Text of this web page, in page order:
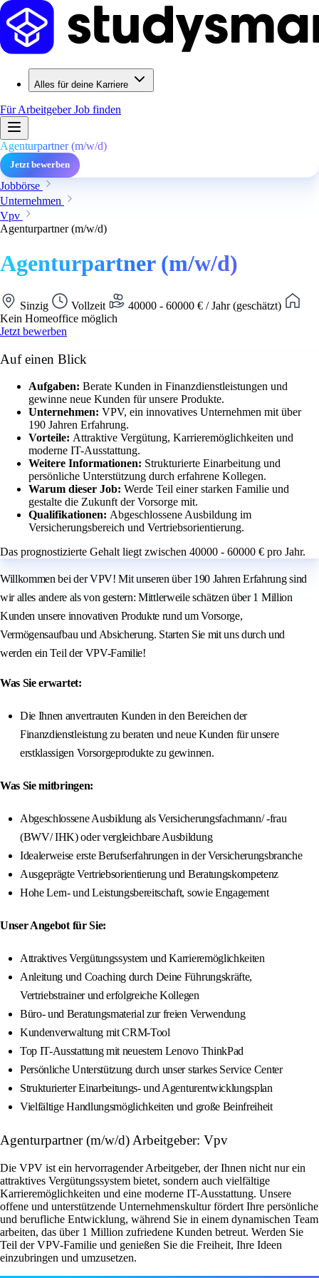
Alles für deine Karriere
Für ArbeitgeberJob finden
Agenturpartner (m/w/d)
Jetzt bewerben
Jobbörse
Unternehmen
Vpv
Agenturpartner (m/w/d)
Agenturpartner (m/w/d)
Sinzig Vollzeit
40000 - 60000 € / Jahr (geschätzt)
Kein Homeoffice möglich
Jetzt bewerben
Auf einen Blick
Aufgaben: Berate Kunden in Finanzdienstleistungen und
gewinne neue Kunden für unsere Produkte.
Unternehmen: VPV, ein innovatives Unternehmen mit über
190 Jahren Erfahrung.
Vorteile: Attraktive Vergütung, Karrieremöglichkeiten und
moderne IT-Ausstattung.
Weitere Informationen: Strukturierte Einarbeitung und
persönliche Unterstützung durch erfahrene Kollegen.
Warum dieser Job: Werde Teil einer starken Familie und
gestalte die Zukunft der Vorsorge mit.
Qualifikationen: Abgeschlossene Ausbildung im
Versicherungsbereich und Vertriebsorientierung.
Das prognostizierte Gehalt liegt zwischen 40000 - 60000 € pro Jahr.
Willkommen bei der VPV! Mit unseren über 190 Jahren Erfahrung sind
wir alles andere als von gestern: Mittlerweile schätzen über 1 Million
Kunden unsere innovativen Produkte rund um Vorsorge,
Vermögensaufbau und Absicherung. Starten Sie mit uns durch und
werden ein Teil der VPV-Familie!
Was Sie erwartet:
Die Ihnen anvertrauten Kunden in den Bereichen der
Finanzdienstleistung zu beraten und neue Kunden für unsere
erstklassigen Vorsorgeprodukte zu gewinnen.
Was Sie mitbringen:
Abgeschlossene Ausbildung als Versicherungsfachmann/ -frau
(BWV/ IHK) oder vergleichbare Ausbildung
Idealerweise erste Berufserfahrungen in der Versicherungsbranche
Ausgeprägte Vertriebsorientierung und Beratungskompetenz
Hohe Lern- und Leistungsbereitschaft, sowie Engagement
Unser Angebot für Sie:
Attraktives Vergütungssystem und Karrieremöglichkeiten
Anleitung und Coaching durch Deine Führungskräfte,
Vertriebstrainer und erfolgreiche Kollegen
Büro- und Beratungsmaterial zur freien Verwendung
Kundenverwaltung mit CRM-Tool
Top IT-Ausstattung mit neuestem Lenovo ThinkPad
Persönliche Unterstützung durch unser starkes Service Center
Strukturierter Einarbeitungs- und Agenturentwicklungsplan
Vielfältige Handlungsmöglichkeiten und große Beinfreiheit
Agenturpartner (m/w/d) Arbeitgeber: Vpv
Die VPV ist ein hervorragender Arbeitgeber, der Ihnen nicht nur ein
attraktives Vergütungssystem bietet, sondern auch vielfältige
Karrieremöglichkeiten und eine moderne IT-Ausstattung. Unsere
offene und unterstützende Unternehmenskultur fördert Ihre persönliche
und berufliche Entwicklung, während Sie in einem dynamischen Team
arbeiten, das über 1 Million zufriedene Kunden betreut. Werden Sie
Teil der VPV-Familie und genießen Sie die Freiheit, Ihre Ideen
einzubringen und umzusetzen.